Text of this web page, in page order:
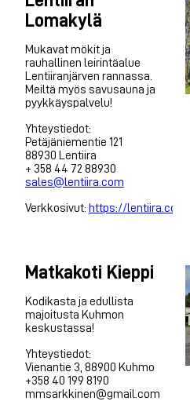
Lomakylä
Mukavat mökit ja
rauhallinen leirintäalue
Lentiiranjärven rannassa.
Meiltä myös savusauna ja
pyykkäyspalvelu!
Yhteystiedot:
Petäjäniementie 121
88930 Lentiira
+ 358 44 72 88930
sales@lentiira.com
Verkkosivut: https://lentiira.com/
Matkakoti Kieppi
Kodikasta ja edullista
majoitusta Kuhmon
keskustassa!
Yhteystiedot:
Vienantie 3, 88900 Kuhmo
+358 40 199 8190
mmsarkkinen@gmail.com